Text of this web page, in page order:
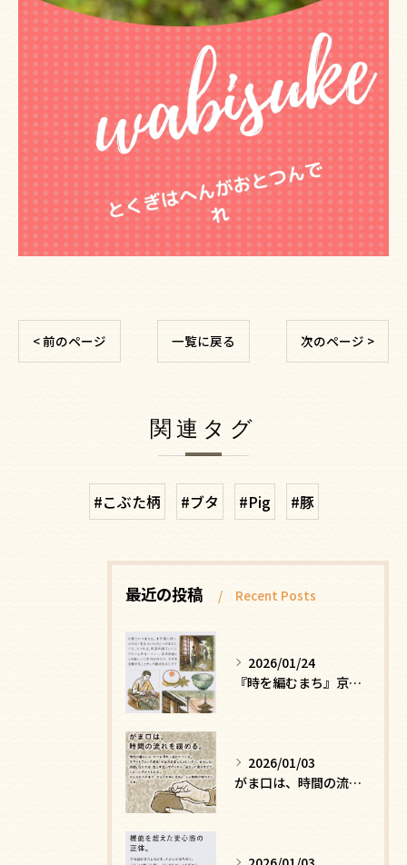
< 前のページ 一覧に戻る 次のページ >
関連タグ
#こぶた柄 #ブタ #Pig #豚
最近の投稿 Recent Posts
2026/01/24
『時を編むまち』京都ー日常にひそむ、静かな贅沢
2026/01/03
がま口は、時間の流れを緩める